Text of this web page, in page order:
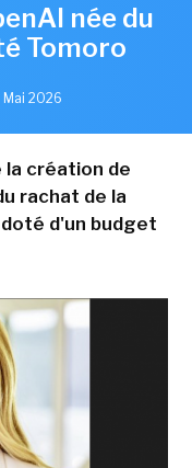
née du
Tomoro
2026
la création de
rachat de la
d'un budget